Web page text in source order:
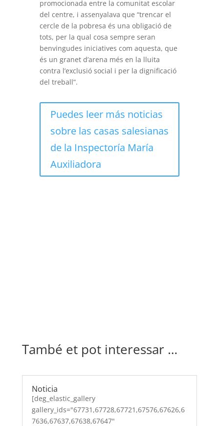
promocionada entre la comunitat escolar
del centre, i assenyalava que “trencar el
cercle de la pobresa és una obligació de
tots, per la qual cosa sempre seran
benvingudes iniciatives com aquesta, que
és un granet d’arena més en la lluita
contra l’exclusió social i per la dignificació
del treball”.
Puedes leer más noticias
sobre las casas salesianas
de la Inspectoría María
Auxiliadora
També et pot interessar …
Noticia
[deg_elastic_gallery
gallery_ids="67731,67728,67721,67576,67626,6
7636,67637,67638,67647"